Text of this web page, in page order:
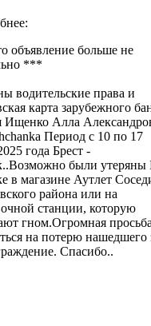
объявление больше не
***
водительские права и
карта зарубежного
Ищенко Алла
Период с 10 по 17
года Брест -
были утеряны
в магазине Аутлет
района или на
станции, которую
гном.Огромная
на потерю нашедшего
Спасибо..